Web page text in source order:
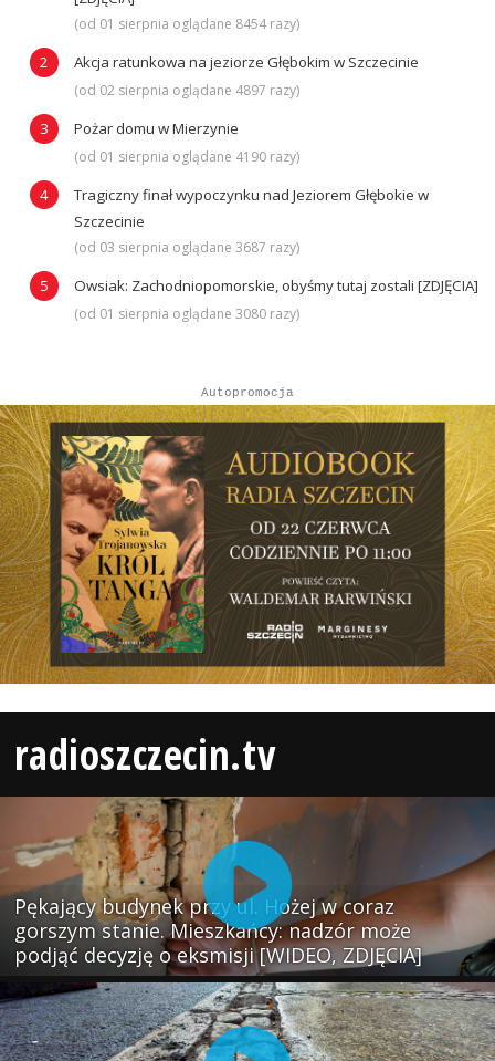
(od 01 sierpnia oglądane 8454 razy)
Akcja ratunkowa na jeziorze Głębokim w Szczecinie
(od 02 sierpnia oglądane 4897 razy)
Pożar domu w Mierzynie
(od 01 sierpnia oglądane 4190 razy)
Tragiczny finał wypoczynku nad Jeziorem Głębokie w
Szczecinie
(od 03 sierpnia oglądane 3687 razy)
Owsiak: Zachodniopomorskie, obyśmy tutaj zostali [ZDJĘCIA]
(od 01 sierpnia oglądane 3080 razy)
Autopromocja
radioszczecin.tv
Pękający budynek przy ul. Hożej w coraz
gorszym stanie. Mieszkańcy: nadzór może
podjąć decyzję o eksmisji [WIDEO, ZDJĘCIA]